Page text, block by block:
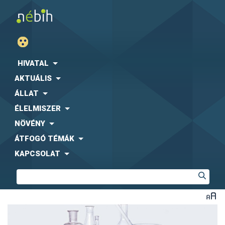
HIVATAL
AKTUÁLIS
ÁLLAT
ÉLELMISZER
NÖVÉNY
ÁTFOGÓ TÉMÁK
KAPCSOLAT